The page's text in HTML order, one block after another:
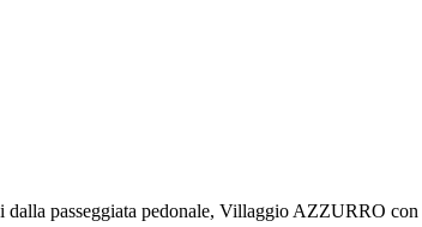
passeggiata pedonale, Villaggio AZZURRO